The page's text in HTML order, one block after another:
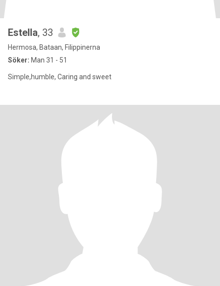
Estella, 33
Hermosa, Bataan, Filippinerna
Söker: Man 31 - 51
Simple,humble, Caring and sweet